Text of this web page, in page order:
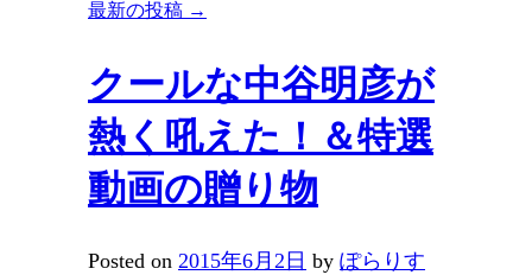
最新の投稿 →
クールな中谷明彦が
熱く吼えた！＆特選
動画の贈り物
Posted on 2015年6月2日 by ぽらりす